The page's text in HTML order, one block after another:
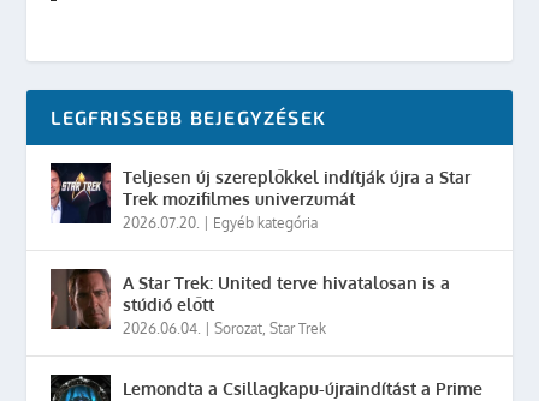
LEGFRISSEBB BEJEGYZÉSEK
Teljesen új szereplőkkel indítják újra a Star
Trek mozifilmes univerzumát
2026.07.20. | Egyéb kategória
A Star Trek: United terve hivatalosan is a
stúdió előtt
2026.06.04. |Sorozat ,Star Trek
Lemondta a Csillagkapu-újraindítást a Prime